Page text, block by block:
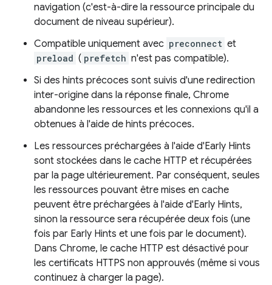
navigation (c'est-à-dire la ressource principale du
document de niveau supérieur).
Compatible uniquement avec preconnect et
preload ( prefetch n'est pas compatible).
Si des hints précoces sont suivis d'une redirection
inter-origine dans la réponse finale, Chrome
abandonne les ressources et les connexions qu'il a
obtenues à l'aide de hints précoces.
Les ressources préchargées à l'aide d'Early Hints
sont stockées dans le cache HTTP et récupérées
par la page ultérieurement. Par conséquent, seules
les ressources pouvant être mises en cache
peuvent être préchargées à l'aide d'Early Hints,
sinon la ressource sera récupérée deux fois (une
fois par Early Hints et une fois par le document).
Dans Chrome, le cache HTTP est désactivé pour
les certificats HTTPS non approuvés (même si vous
continuez à charger la page).